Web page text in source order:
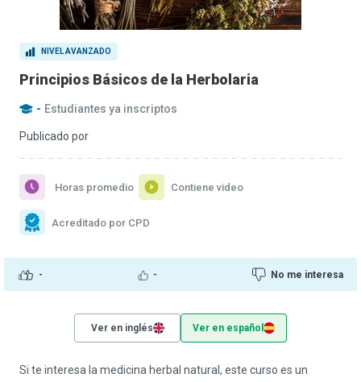
NIVEL AVANZADO
Principios Básicos de la Herbolaria
- Estudiantes ya inscriptos
Publicado por
- - No me interesa
Horas promedio Contiene video
Acreditado por CPD
Ver en inglés Ver en español
Si te interesa la medicina herbal natural, este curso es un